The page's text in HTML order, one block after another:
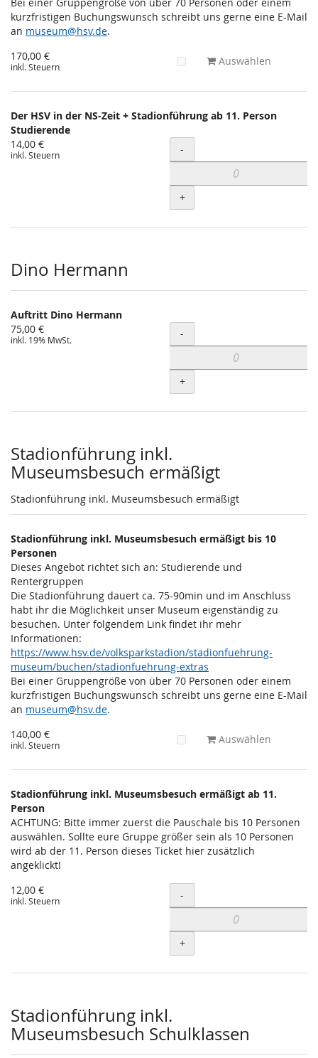
kurzfristigen Buchungswunsch schreibt uns gerne eine E-Mail
an museum@hsv.de.
170,00 €
inkl. Steuern Auswählen
Der HSV in der NS-Zeit + Stadionführung ab 11. Person
Studierende
14,00 €
inkl. Steuern Menge
-
+
Dino Hermann
Auftritt Dino Hermann
75,00 €
inkl. 19% MwSt. Menge
-
+
Stadionführung inkl.
Museumsbesuch ermäßigt
Stadionführung inkl. Museumsbesuch ermäßigt
Stadionführung inkl. Museumsbesuch ermäßigt bis 10
Personen
Dieses Angebot richtet sich an: Studierende und
Rentergruppen
Die Stadionführung dauert ca. 75-90min und im Anschluss
habt ihr die Möglichkeit unser Museum eigenständig zu
besuchen. Unter folgendem Link findet ihr mehr
Informationen:
https://www.hsv.de/volksparkstadion/stadionfuehrung-
museum/buchen/stadionfuehrung-extras
Bei einer Gruppengröße von über 70 Personen oder einem
kurzfristigen Buchungswunsch schreibt uns gerne eine E-Mail
an museum@hsv.de.
140,00 €
inkl. Steuern Auswählen
Stadionführung inkl. Museumsbesuch ermäßigt ab 11.
Person
ACHTUNG: Bitte immer zuerst die Pauschale bis 10 Personen
auswählen. Sollte eure Gruppe größer sein als 10 Personen
wird ab der 11. Person dieses Ticket hier zusätzlich
angeklickt!
12,00 €
inkl. Steuern Menge
-
+
Stadionführung inkl.
Museumsbesuch Schulklassen